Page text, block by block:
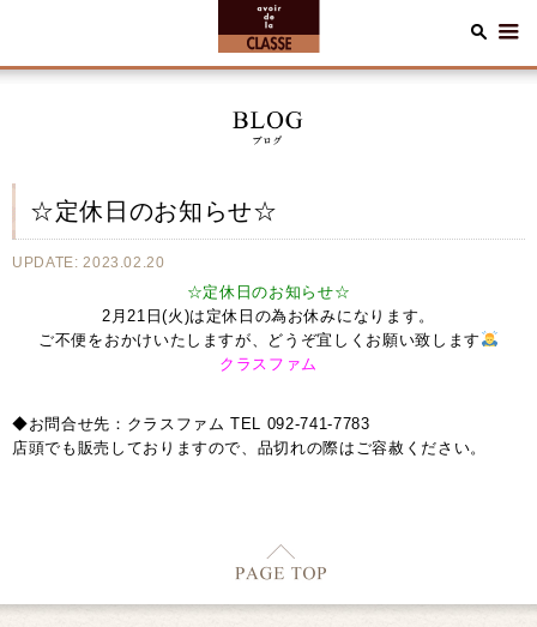
☆定休日のお知らせ☆
UPDATE: 2023.02.20
☆定休日のお知らせ☆
2月21日(火)は定休日の為お休みになります。
ご不便をおかけいたしますが、どうぞ宜しくお願い致します
クラスファム
◆お問合せ先：クラスファム TEL 092-741-7783
店頭でも販売しておりますので、品切れの際はご容赦ください。